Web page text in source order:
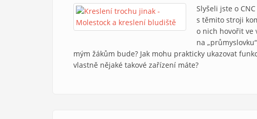
Slyšeli jste o
s těmito stroji
o nich hovořit ve
na
mým žákům bude? Jak mohu prakticky ukazovat
vlastně nějaké takové zařízení máte?